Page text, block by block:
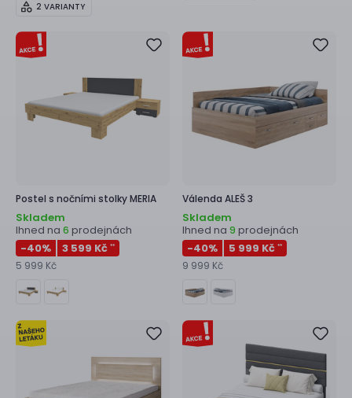
2 VARIANTY
Postel s nočními stolkyMERIA
Skladem
Ihned na 6 prodejnách
-40% 3 599 Kč **
5 999 Kč
Válenda ALEŠ 3
Skladem
Ihned na 9 prodejnách
-40% 5 999 Kč **
9 999 Kč